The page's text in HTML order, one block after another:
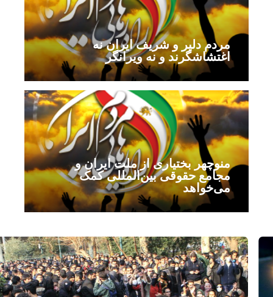
مردم دلیر و شریف ایران نه
اغتشاشگرند و نه ویرانگر
منوچهر بختیاری از ملت ایران و
مجامع حقوقی بین‌المللی کمک
می‌خواهد